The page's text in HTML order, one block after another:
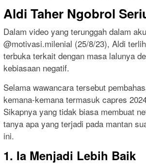
Aldi Taher Ngobrol
Dalam video yang terunggah dalam
@motivasi.milenial (25/8/23), Aldi
terbuka terkait dengan masa lalunya
kebiasaan negatif.
Selama wawancara tersebut
kemana-kemana termasuk capres
Sikapnya yang tidak biasa membuat
tanya apa yang terjadi pada mantan
ini.
1. Ia Menjadi Lebih Baik